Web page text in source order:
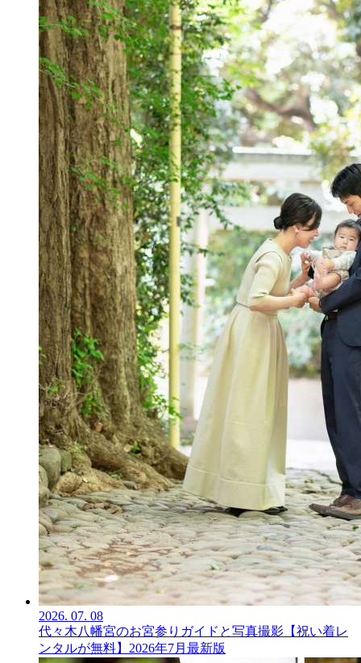
2026. 07. 08
代々木八幡宮のお宮参りガイドと写真撮影【祝い着レ
ンタルが無料】2026年7月最新版